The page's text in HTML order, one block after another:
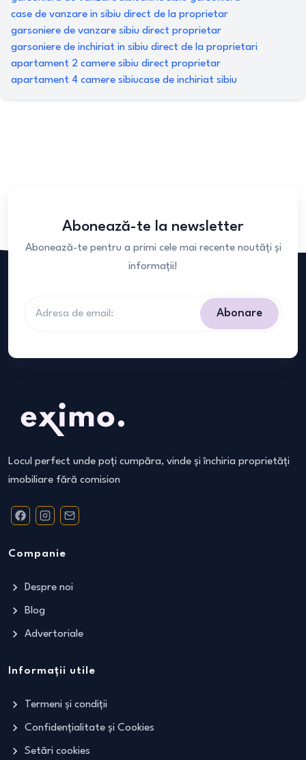
case de vanzare in sibiu direct de la proprietar
garsoniere de vanzare sibiu direct proprietar
garsoniere de inchiriat in sibiu direct de la proprietari
apartament 2 camere sibiu direct proprietar
apartament 4 camere sibiucase de inchiriat sibiu
Abonează-te la newsletter
Abonează-te pentru a primi cele mai recente noutăți și
informații!
Abonare
Locul perfect unde poți cumpăra, vinde și închiria proprietăți
imobiliare fără comision
Companie
Despre noi
Blog
Advertoriale
Informații utile
Termeni și condiții
Confidențialitate și Cookies
Setări cookies